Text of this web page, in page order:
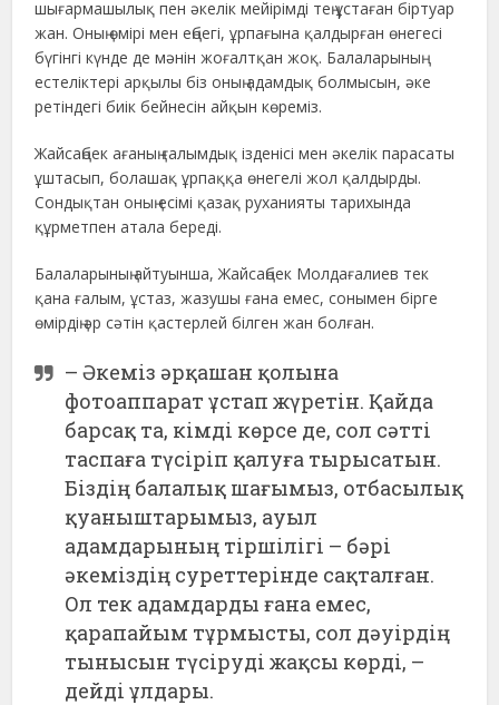
шығармашылық пен әкелік мейірімді тең ұстаған біртуар
жан. Оның өмірі мен еңбегі, ұрпағына қалдырған өнегесі
бүгінгі күнде де мәнін жоғалтқан жоқ. Балаларының
естеліктері арқылы біз оның адамдық болмысын, әке
ретіндегі биік бейнесін айқын көреміз.
Жайсаңбек ағаның ғалымдық ізденісі мен әкелік парасаты
ұштасып, болашақ ұрпаққа өнегелі жол қалдырды.
Сондықтан оның есімі қазақ руханияты тарихында
құрметпен атала береді.
Балаларының айтуынша, Жайсаңбек Молдағалиев тек
қана ғалым, ұстаз, жазушы ғана емес, сонымен бірге
өмірдің әр сәтін қастерлей білген жан болған.
– Әкеміз әрқашан қолына
фотоаппарат ұстап жүретін. Қайда
барсақ та, кімді көрсе де, сол сәтті
таспаға түсіріп қалуға тырысатын.
Біздің балалық шағымыз, отбасылық
қуаныштарымыз, ауыл
адамдарының тіршілігі – бәрі
әкеміздің суреттерінде сақталған.
Ол тек адамдарды ғана емес,
қарапайым тұрмысты, сол дәуірдің
тынысын түсіруді жақсы көрді, –
дейді ұлдары.